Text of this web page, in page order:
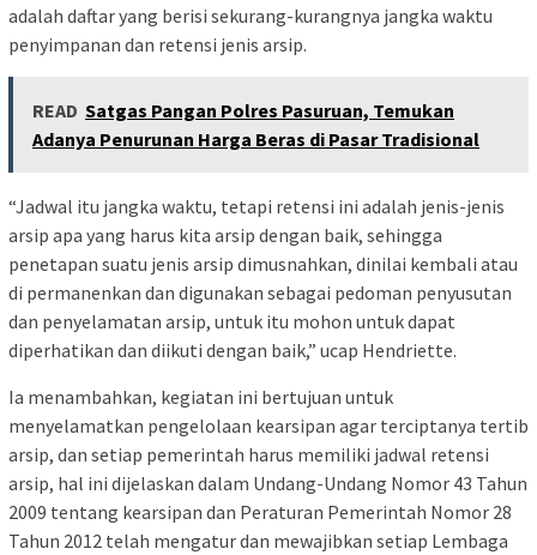
adalah daftar yang berisi sekurang-kurangnya jangka waktu
penyimpanan dan retensi jenis arsip.
READ Satgas Pangan Polres Pasuruan, Temukan
Adanya Penurunan Harga Beras di Pasar Tradisional
“Jadwal itu jangka waktu, tetapi retensi ini adalah jenis-jenis
arsip apa yang harus kita arsip dengan baik, sehingga
penetapan suatu jenis arsip dimusnahkan, dinilai kembali atau
di permanenkan dan digunakan sebagai pedoman penyusutan
dan penyelamatan arsip, untuk itu mohon untuk dapat
diperhatikan dan diikuti dengan baik,” ucap Hendriette.
Ia menambahkan, kegiatan ini bertujuan untuk
menyelamatkan pengelolaan kearsipan agar terciptanya tertib
arsip, dan setiap pemerintah harus memiliki jadwal retensi
arsip, hal ini dijelaskan dalam Undang-Undang Nomor 43 Tahun
2009 tentang kearsipan dan Peraturan Pemerintah Nomor 28
Tahun 2012 telah mengatur dan mewajibkan setiap Lembaga